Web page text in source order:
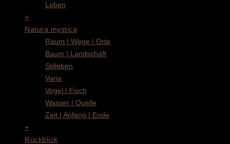
Leben
+
Natura mystica
Raum | Wege | Orte
Baum | Landschaft
Stilleben
Varia
Vogel | Fisch
Wasser | Quelle
Zeit | Anfang | Ende
+
Rückblick